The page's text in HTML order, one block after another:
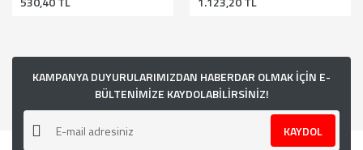
KAMPANYA DUYURULARIMIZDAN HABERDAR OLMAK İÇİN E-
BÜLTENİMİZE KAYDOLABİLİRSİNİZ!
KAYDOL